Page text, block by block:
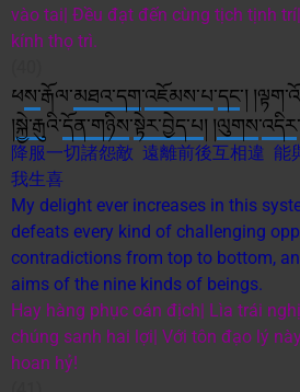
vào tai| Đều đạt đến cùng tịch tịnh
kính thọ trì.
ཕས་རྒོལ་མཐའ་དག་འཇོམས་པ་དང༌།
།སྐྱེ་རྒུའི་དོན་གཉིས་སྟེར་བྱེད་པ། །ལུགས་འདིར
降服一切諸怨敵 遠離前後互相違 能
我生喜
My delight ever increases in this
defeats every kind of challenging
contradictions from top to bottom,
aims of the nine kinds of beings.
Hay hàng phục oán địch| Lìa trái
chúng sanh hai lợi| Với tôn đạo lý
hoan hỷ!